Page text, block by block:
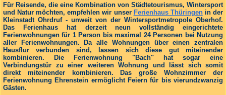
Für Reisende, die eine Kombination von Städtetourismus, Wintersport
und Natur möchten, empfehlen wir unser Ferienhaus Thüringenin der
Kleinstadt Ohrdruf - unweit von der Wintersportmetropole Oberhof.
Das Ferienhaus hat derzeit neun vollständig eingerichtete
Ferienwohnungen für 1 Person bis maximal 24 Personen bei Nutzung
aller Ferienwohnungen. Da alle Wohnungen über einen zentralen
Hausflur verbunden sind, lassen sich diese gut miteinender
kombinieren. Die Ferienwohnung "Bach" hat sogar eine
Verbindungstür zu einer weiteren Wohnung und lässt sich somit
direkt miteinender kombinieren. Das große Wohnzimmer der
Ferienwohnung Ehrenstein ermöglicht Feiern für bis vierundzwanzig
Gästen.